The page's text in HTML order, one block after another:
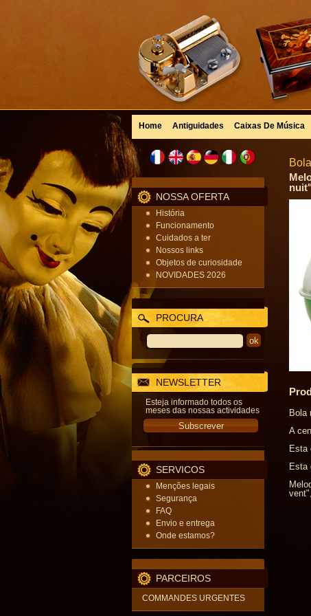
Home Antiguidades Caixas De Música
NOSSA OFERTA
História
Funcionamento
Cuidados a ter
Nossos links
Objetos de curiosidade
NOVIDADES 2026
PROCURA
NEWSLETTER
Esteja informado todos os
meses das nossas actividades
SERVICOS
Menções legais
Segurança
FAQ
Envio e entrega
Onde estamos?
PARCEIROS
COMMANDES URGENTES
Bola
A
Esta
Esta